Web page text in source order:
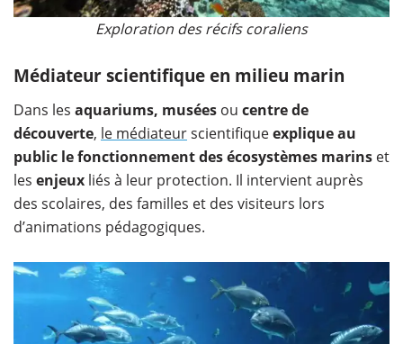
Exploration des récifs coraliens
Médiateur scientifique en milieu marin
Dans les aquariums, musées ou centre de
découverte, le médiateurscientifiqueexplique au
public le fonctionnement des écosystèmes marins et
les enjeux liés à leur protection. Il intervient auprès
des scolaires, des familles et des visiteurs lors
d’animations pédagogiques.